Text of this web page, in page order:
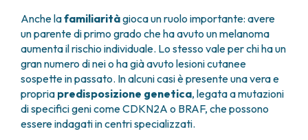
Anche lafamiliaritàgioca un ruolo importante: avere
un parente di primo grado che ha avuto un melanoma
aumenta il rischio individuale. Lo stesso vale per chi ha un
gran numero di nei o ha già avuto lesioni cutanee
sospette in passato. In alcuni casi è presente una vera e
propria predisposizione genetica, legata a mutazioni
di specifici geni come CDKN2A o BRAF, che possono
essere indagati in centri specializzati.